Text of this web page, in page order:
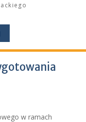
w ramach